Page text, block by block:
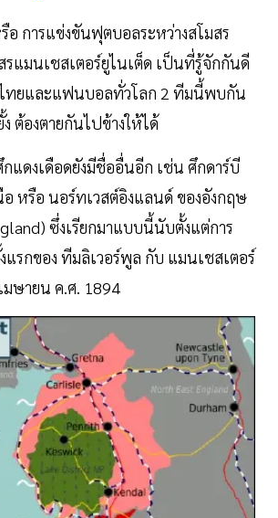
อ การแข่งขันฟุตบอลระหว่างสโมสร
รแมนเชสเตอร์ยูไนเต็ด เป็นที่รู้จักกันดี
ทยและแฟนบอลทั่วโลก 2 ทีมนี้พบกัน
ต้องตายกันไปข้างให้ได้
กแดงเดือดยังมีชื่ออื่นอีก เช่น ศึกดาร์บี
อ หรือ นอร์ทเวสต์อิงแลนด์ ของอังกฤษ
ซึ่งเรียกมาแบบนี้นับตั้งแต่การ
รกของ ทีมลิเวอร์พูล กับ แมนเชสเตอร์
มษายน ค.ศ. 1894